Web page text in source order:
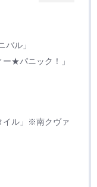
バル」
★パニック！」
イル」※南クヴァ